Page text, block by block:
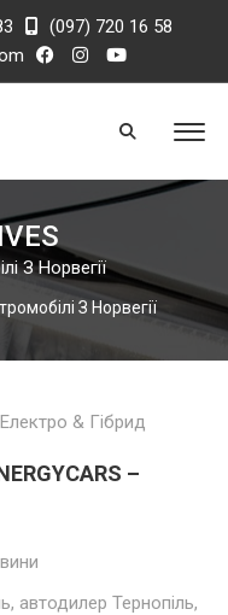
(097) 720 16 58
З Норвегії
З Норвегії
–
, автодилер Тернопіль,